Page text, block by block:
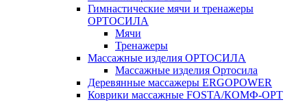
Гимнастические мячи и тренажеры
ОРТОСИЛА
Мячи
Тренажеры
Массажные изделия ОРТОСИЛА
Массажные изделия Ортосила
Деревянные массажеры ERGOPOWER
Коврики массажные FOSTA/КОМФ-ОРТ